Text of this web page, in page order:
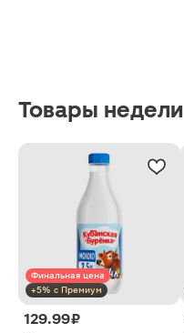
Товары недели
Финальная цена
+5% с Премиум
129.99 ₽